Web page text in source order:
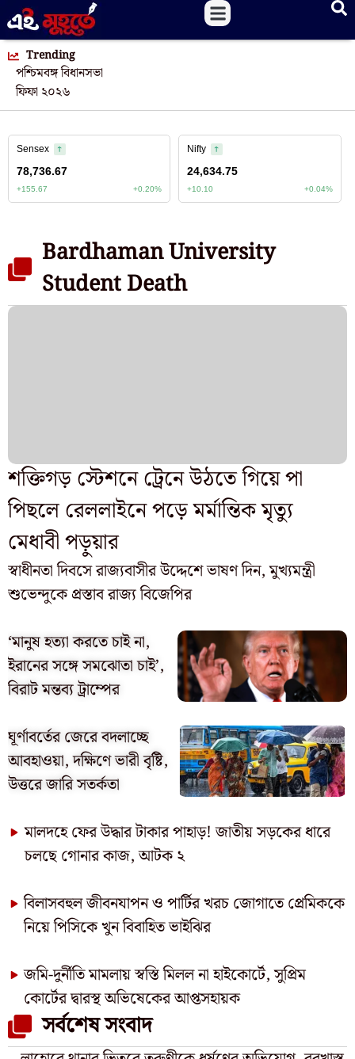
Trending
পশ্চিমবঙ্গ বিধানসভা
ফিফা ২০২৬
স্বাধীনতা দিবসে রাজ্যবাসীর উদ্দেশে ভাষণ দিন, মুখ্যমন্ত্রী
শুভেন্দুকে প্রস্তাব রাজ্য বিজেপির
‘মানুষ হত্যা করতে চাই না,
ইরানের সঙ্গে সমঝোতা চাই’,
বিরাট মন্তব্য ট্রাম্পের
ঘূর্ণাবর্তের জেরে বদলাচ্ছে
আবহাওয়া, দক্ষিণে ভারী বৃষ্টি,
উত্তরে জারি সতর্কতা
মালদহে ফের উদ্ধার টাকার পাহাড়! জাতীয় সড়কের ধারে
চলছে গোনার কাজ, আটক ২
বিলাসবহুল জীবনযাপন ও পার্টির খরচ জোগাতে প্রেমিককে
নিয়ে পিসিকে খুন বিবাহিত ভাইঝির
জমি-দুর্নীতি মামলায় স্বস্তি মিলল না হাইকোর্টে, সুপ্রিম
কোর্টের দ্বারস্থ অভিষেকের আপ্তসহায়ক
Bardhaman University
Student Death
শক্তিগড় স্টেশনে ট্রেনে উঠতে গিয়ে পা
পিছলে রেললাইনে পড়ে মর্মান্তিক মৃত্যু
মেধাবী পড়ুয়ার
সর্বশেষ সংবাদ